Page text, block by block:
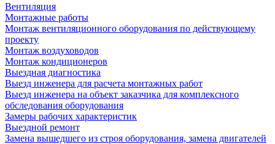
Вентиляция
Монтажные работы
Монтаж вентиляционного оборудования по действующему
проекту
Монтаж воздуховодов
Монтаж кондиционеров
Выездная диагностика
Выезд инженера для расчета монтажных работ
Выезд инженера на объект заказчика для комплексного
обследования оборудования
Замеры рабочих характеристик
Выездной ремонт
Замена вышедшего из строя оборудования, замена двигателей